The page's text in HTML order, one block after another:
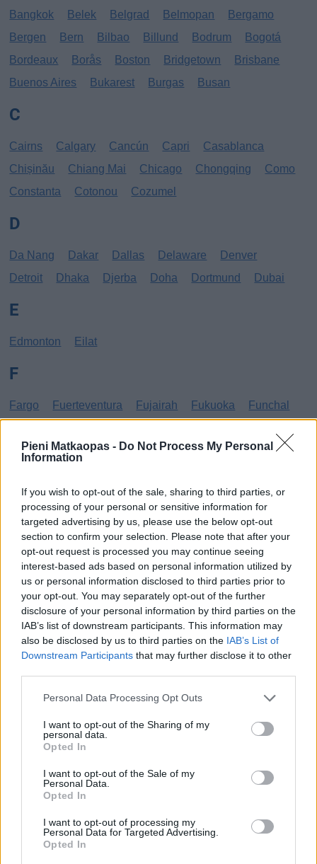
Pieni Matkaopas - Do Not Process My Personal
Information
If you wish to opt-out of the sale, sharing to third parties, or
processing of your personal or sensitive information for
targeted advertising by us, please use the below opt-out
section to confirm your selection. Please note that after your
opt-out request is processed you may continue seeing
interest-based ads based on personal information utilized by
us or personal information disclosed to third parties prior to
your opt-out. You may separately opt-out of the further
disclosure of your personal information by third parties on the
IAB’s list of downstream participants. This information may
also be disclosed by us to third parties on the IAB’s List of
Downstream Participants that may further disclose it to other
Personal Data Processing Opt Outs
I want to opt-out of the Sharing of my
personal data.
Opted In
I want to opt-out of the Sale of my
Personal Data.
Opted In
I want to opt-out of processing my
Personal Data for Targeted Advertising.
Opted In
Bangkok
Belek Belgrad Belmopan
Bergamo
Bergen
Bern Bilbao Billund Bodrum
Bogotá
Bordeaux
Borås Boston Bridgetown
Brisbane
Buenos Aires
Bukarest Burgas Busan
C
Cairns Calgary Cancún Capri
Casablanca
Chișinău
Chiang Mai Chicago Chongqing
Como
Constanta
Cotonou Cozumel
D
Da Nang Dakar Dallas Delaware
Denver
Detroit
Dhaka Djerba Doha Dortmund Dubai
E
Edmonton Eilat
F
Fargo Fuerteventura Fujairah Fukuoka Funchal
Haag Hammamet Hania Hannover
Hanoi
Havanna
Helsingborg Helsinki
Ho Chi Minh City
Hong Kong
Honolulu Houston Hua Hin
Innsbruck Izmir
Jönköping
Koh Samui
Lanzarote Larnaka Lefkas
Linköping